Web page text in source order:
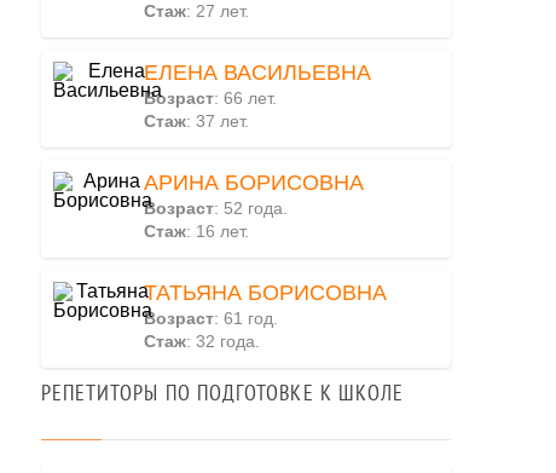
Стаж: 27 лет.
ЕЛЕНА ВАСИЛЬЕВНА
Возраст: 66 лет.
Стаж: 37 лет.
АРИНА БОРИСОВНА
Возраст: 52 года.
Стаж: 16 лет.
ТАТЬЯНА БОРИСОВНА
Возраст: 61 год.
Стаж: 32 года.
РЕПЕТИТОРЫ ПО ПОДГОТОВКЕ К ШКОЛЕ